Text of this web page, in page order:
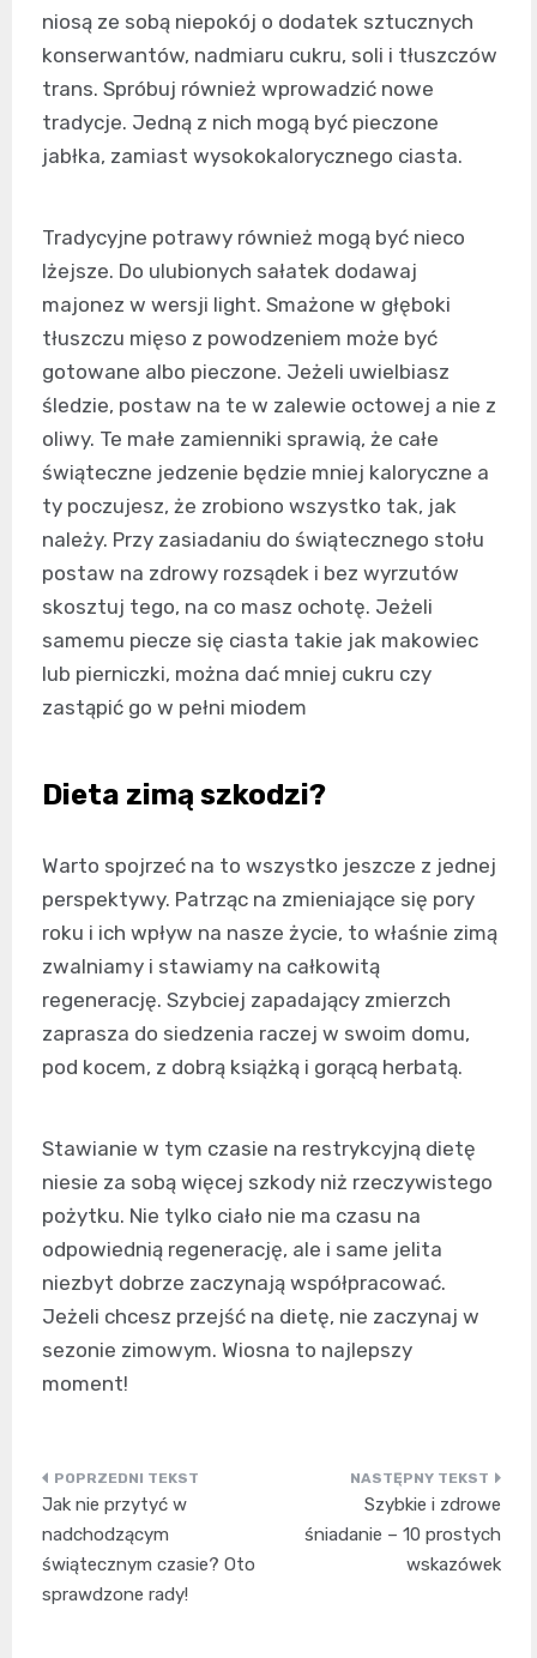
niosą ze sobą niepokój o dodatek sztucznych
konserwantów, nadmiaru cukru, soli i tłuszczów
trans. Spróbuj również wprowadzić nowe
tradycje. Jedną z nich mogą być pieczone
jabłka, zamiast wysokokalorycznego ciasta.
Tradycyjne potrawy również mogą być nieco
lżejsze. Do ulubionych sałatek dodawaj
majonez w wersji light. Smażone w głęboki
tłuszczu mięso z powodzeniem może być
gotowane albo pieczone. Jeżeli uwielbiasz
śledzie, postaw na te w zalewie octowej a nie z
oliwy. Te małe zamienniki sprawią, że całe
świąteczne jedzenie będzie mniej kaloryczne a
ty poczujesz, że zrobiono wszystko tak, jak
należy. Przy zasiadaniu do świątecznego stołu
postaw na zdrowy rozsądek i bez wyrzutów
skosztuj tego, na co masz ochotę. Jeżeli
samemu piecze się ciasta takie jak makowiec
lub pierniczki, można dać mniej cukru czy
zastąpić go w pełni miodem
Dieta zimą szkodzi?
Warto spojrzeć na to wszystko jeszcze z jednej
perspektywy. Patrząc na zmieniające się pory
roku i ich wpływ na nasze życie, to właśnie zimą
zwalniamy i stawiamy na całkowitą
regenerację. Szybciej zapadający zmierzch
zaprasza do siedzenia raczej w swoim domu,
pod kocem, z dobrą książką i gorącą herbatą.
Stawianie w tym czasie na restrykcyjną dietę
niesie za sobą więcej szkody niż rzeczywistego
pożytku. Nie tylko ciało nie ma czasu na
odpowiednią regenerację, ale i same jelita
niezbyt dobrze zaczynają współpracować.
Jeżeli chcesz przejść na dietę, nie zaczynaj w
sezonie zimowym. Wiosna to najlepszy
moment!
Nawigacja
wpisu
Jak nie przytyć w
nadchodzącym
świątecznym czasie? Oto
sprawdzone rady!
Szybkie i zdrowe
śniadanie – 10 prostych
wskazówek